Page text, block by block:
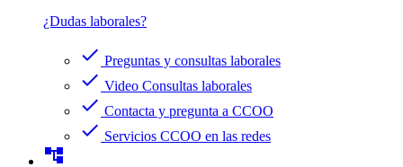
¿Dudas laborales?
check Preguntas y consultas laborales
check Video Consultas laborales
check Contacta y pregunta a CCOO
check Servicios CCOO en las redes
account_tree